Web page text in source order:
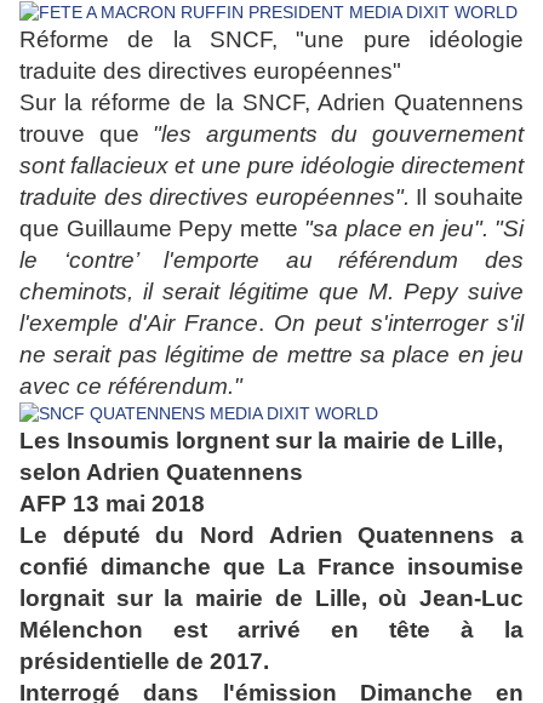
Réforme de la SNCF, "une pure idéologie
traduite des directives européennes"
Sur la réforme de la SNCF, Adrien Quatennens
trouve que "les arguments du gouvernement
sont fallacieux et une pure idéologie directement
traduite des directives européennes". Il souhaite
que Guillaume Pepy mette "sa place en jeu". "Si
le ‘contre’ l'emporte au référendum des
cheminots, il serait légitime que M. Pepy suive
l'exemple d'Air France. On peut s'interroger s'il
ne serait pas légitime de mettre sa place en jeu
avec ce référendum."
Les Insoumis lorgnent sur la mairie de Lille,
selon Adrien Quatennens
AFP 13 mai 2018
Le député du Nord Adrien Quatennens a
confié dimanche que La France insoumise
lorgnait sur la mairie de Lille, où Jean-Luc
Mélenchon est arrivé en tête à la
présidentielle de 2017.
Interrogé dans l'émission Dimanche en